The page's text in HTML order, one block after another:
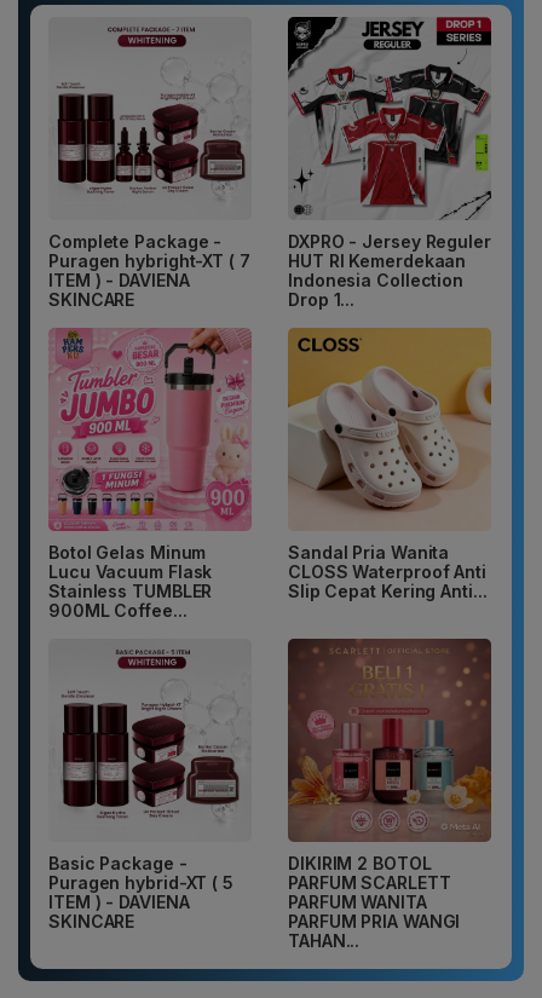
Complete Package -
Puragen hybright-XT ( 7
ITEM ) - DAVIENA
SKINCARE
DXPRO - Jersey Reguler
HUT RI Kemerdekaan
Indonesia Collection
Drop 1...
Botol Gelas Minum
Lucu Vacuum Flask
Stainless TUMBLER
900ML Coffee...
Sandal Pria Wanita
CLOSS Waterproof Anti
Slip Cepat Kering Anti...
Basic Package -
Puragen hybrid-XT ( 5
ITEM ) - DAVIENA
SKINCARE
DIKIRIM 2 BOTOL
PARFUM SCARLETT
PARFUM WANITA
PARFUM PRIA WANGI
TAHAN...